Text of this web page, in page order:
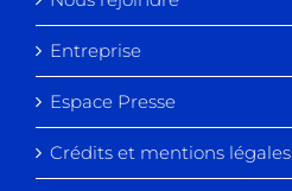
Entreprise
Espace Presse
Crédits et mentions légales